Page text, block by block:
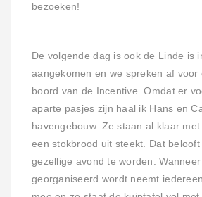
bezoeken!
De volgende dag is ook de Linde is
aangekomen en we spreken af voor
boord van de Incentive. Omdat er
aparte pasjes zijn haal ik Hans en
havengebouw. Ze staan al klaar
een stokbrood uit steekt. Dat belooft
gezellige avond te worden.
georganiseerd wordt neemt